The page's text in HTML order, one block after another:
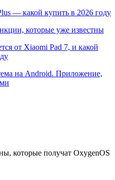
— какой купить в 2026 году
которые уже известны
от Xiaomi Pad 7, и какой
на Android. Приложение,
которые получат OxygenOS